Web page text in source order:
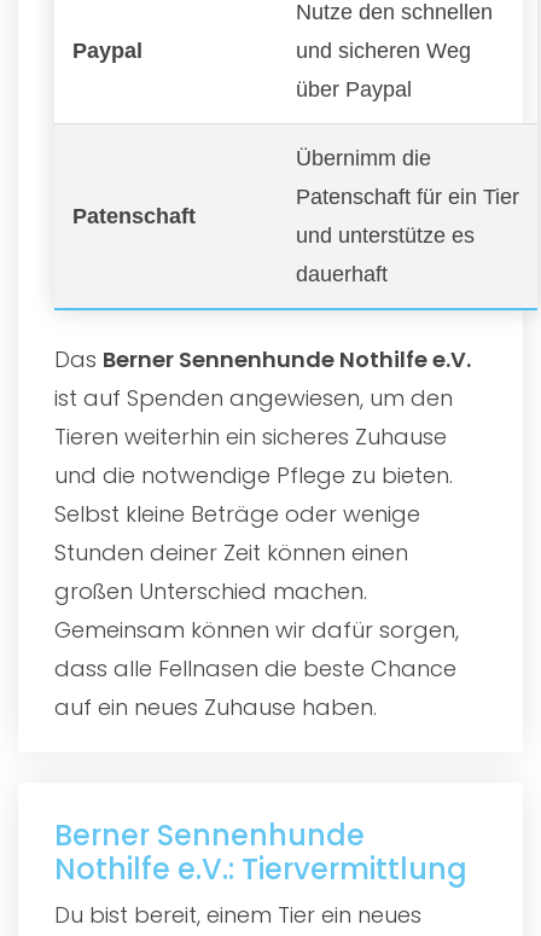
Paypal
Nutze den schnellen
und sicheren Weg
über Paypal
Patenschaft
Übernimm die
Patenschaft für ein Tier
und unterstütze es
dauerhaft
Das Berner Sennenhunde Nothilfe e.V.
ist auf Spenden angewiesen, um den
Tieren weiterhin ein sicheres Zuhause
und die notwendige Pflege zu bieten.
Selbst kleine Beträge oder wenige
Stunden deiner Zeit können einen
großen Unterschied machen.
Gemeinsam können wir dafür sorgen,
dass alle Fellnasen die beste Chance
auf ein neues Zuhause haben.
Berner Sennenhunde
Nothilfe e.V.: Tiervermittlung
Du bist bereit, einem Tier ein neues